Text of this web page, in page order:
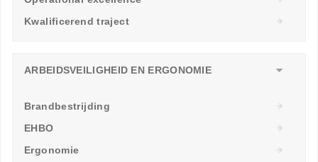
Kwalificerend traject
ARBEIDSVEILIGHEID EN ERGONOMIE
Brandbestrijding
EHBO
Ergonomie